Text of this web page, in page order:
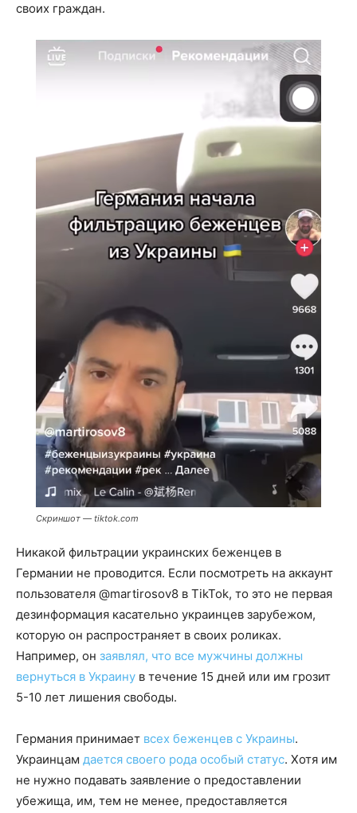
своих граждан.
Скриншот — tiktok.com
Никакой фильтрации украинских беженцев в
Германии не проводится. Если посмотреть на аккаунт
пользователя @martirosov8 в TikTok, то это не первая
дезинформация касательно украинцев зарубежом,
которую он распространяет в своих роликах.
Например, он заявлял, что все мужчины должны
вернуться в Украину в течение 15 дней или им грозит
5-10 лет лишения свободы.
Германия принимает всех беженцев с Украины.
Украинцам дается своего рода особый статус. Хотя им
не нужно подавать заявление о предоставлении
убежища, им, тем не менее, предоставляется